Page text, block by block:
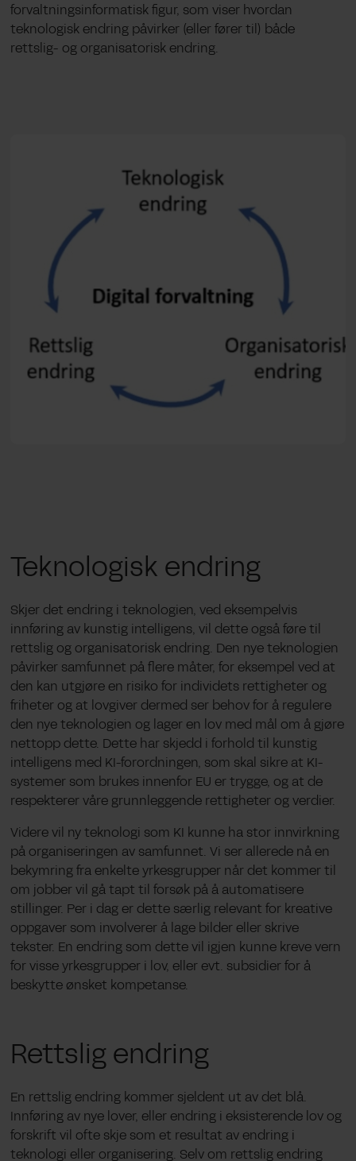
forvaltningsinformatisk figur, som viser hvordan
teknologisk endring påvirker (eller fører til) både
rettslig- og organisatorisk endring.
Teknologisk endring
Skjer det endring i teknologien, ved eksempelvis
innføring av kunstig intelligens, vil dette også føre til
rettslig og organisatorisk endring. Den nye teknologien
påvirker samfunnet på flere måter, for eksempel ved at
den kan utgjøre en risiko for individets rettigheter og
friheter og at lovgiver dermed ser behov for å regulere
den nye teknologien og lager en lov med mål om å gjøre
nettopp dette. Dette har skjedd i forhold til kunstig
intelligens med KI-forordningen, som skal sikre at KI-
systemer som brukes innenfor EU er trygge, og at de
respekterer våre grunnleggende rettigheter og verdier.
Videre vil ny teknologi som KI kunne ha stor innvirkning
på organiseringen av samfunnet. Vi ser allerede nå en
bekymring fra enkelte yrkesgrupper når det kommer til
om jobber vil gå tapt tilforsøk på å automatisere
stillinger. Per i dag er dette særlig relevant for kreative
oppgaver som involverer å lage bilder eller skrive
tekster. En endring som dette vil igjen kunne kreve vern
for visse yrkesgrupper i lov, eller evt. subsidier for å
beskytte ønsket kompetanse.
Rettslig endring
En rettslig endring kommer sjeldent ut av det blå.
Innføring av nye lover, eller endring i eksisterende lov og
forskrift vil ofte skje som et resultat av endring i
teknologi eller organisering. Selv om rettslig endring